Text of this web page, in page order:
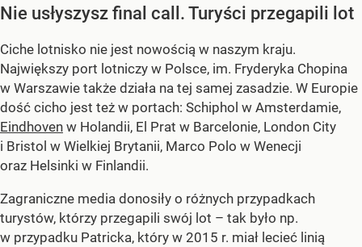
Nie usłyszysz final call. Turyści przegapili lot
Ciche lotnisko nie jest nowością w naszym kraju.
Największy port lotniczy w Polsce, im. Fryderyka Chopina
w Warszawie także działa na tej samej zasadzie. W Europie
dość cicho jest też w portach: Schiphol w Amsterdamie,
Eindhoven w Holandii, El Prat w Barcelonie, London City
i Bristol w Wielkiej Brytanii, Marco Polo w Wenecji
oraz Helsinki w Finlandii.
Zagraniczne media donosiły o różnych przypadkach
turystów, którzy przegapili swój lot – tak było np.
w przypadku Patricka, który w 2015 r. miał lecieć linią